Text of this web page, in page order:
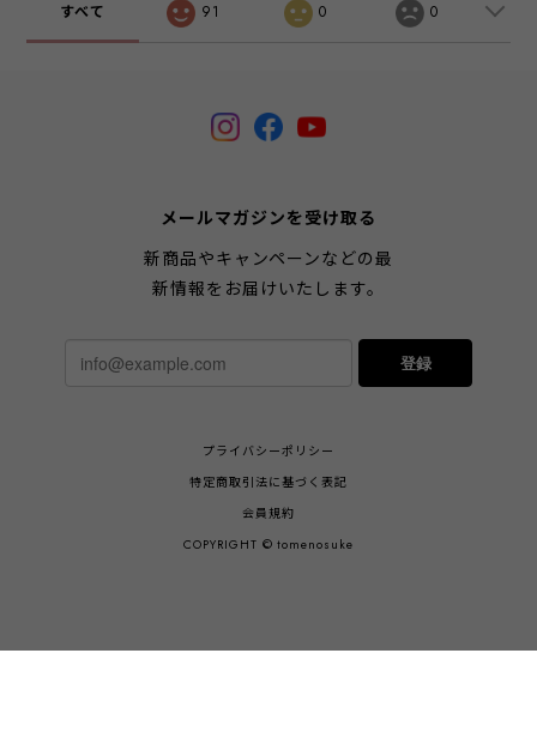
すべて 91 0 0
メールマガジンを受け取る
新商品やキャンペーンなどの最
新情報をお届けいたします。
登録
プライバシーポリシー
特定商取引法に基づく表記
会員規約
COPYRIGHT © tomenosuke